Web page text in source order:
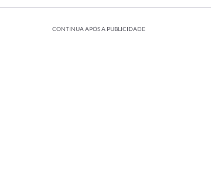
CONTINUA APÓS A PUBLICIDADE